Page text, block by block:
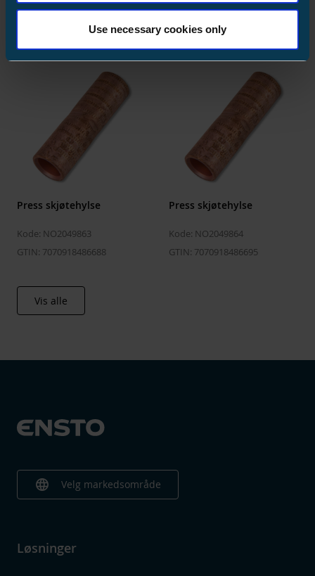
Use necessary cookies only
Kode: NO2049861
GTIN: 7070918486664
Kode: NO2049862
GTIN: 7070918486671
Press skjøtehylse
Kode: NO2049863
GTIN: 7070918486688
Press skjøtehylse
Kode: NO2049864
GTIN: 7070918486695
Vis alle
language Velg markedsområde
Løsninger